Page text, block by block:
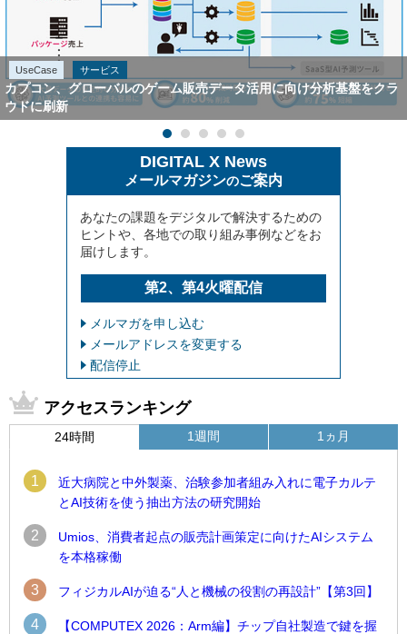
UseCase サービス
カプコン、グローバルのゲーム販売データ活用に向け分析基盤をクラ
ウドに刷新
DIGITAL X News
メールマガジンのご案内
あなたの課題をデジタルで解決するための
ヒントや、各地での取り組み事例などをお
届けします。
第2、第4火曜配信
メルマガを申し込む
メールアドレスを変更する
配信停止
アクセスランキング
24時間
1
近大病院と中外製薬、治験参加者組み入れに電子カルテ
とAI技術を使う抽出方法の研究開始
2
Umios、消費者起点の販売計画策定に向けたAIシステム
を本格稼働
3 フィジカルAIが迫る“人と機械の役割の再設計”【第3回】
4
【COMPUTEX 2026：Arm編】チップ自社製造で鍵を握
1週間 1ヵ月